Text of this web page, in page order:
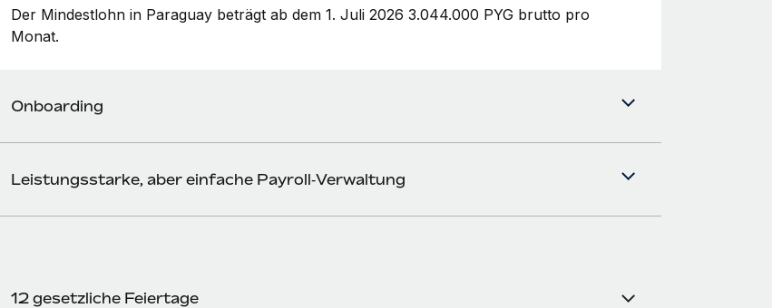
Der Mindestlohn in Paraguay beträgt ab dem 1. Juli 2026 3.044.000 PYG brutto pro
Monat.
Onboarding
Leistungsstarke, aber einfache Payroll‑Verwaltung
12 gesetzliche Feiertage